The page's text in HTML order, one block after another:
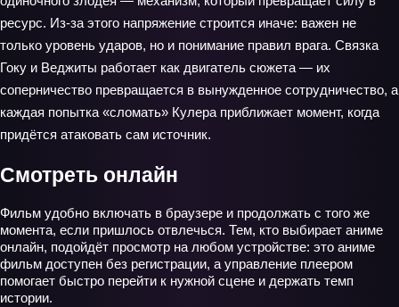
ресурс. Из-за этого напряжение строится иначе: важен не
только уровень ударов, но и понимание правил врага. Связка
Гоку и Веджиты работает как двигатель сюжета — их
соперничество превращается в вынужденное сотрудничество, а
каждая попытка «сломать» Кулера приближает момент, когда
придётся атаковать сам источник.
Смотреть онлайн
Фильм удобно включать в браузере и продолжать с того же
момента, если пришлось отвлечься. Тем, кто выбирает аниме
онлайн, подойдёт просмотр на любом устройстве: это аниме
фильм доступен без регистрации, а управление плеером
помогает быстро перейти к нужной сцене и держать темп
истории.